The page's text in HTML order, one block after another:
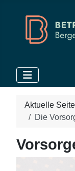
Aktuelle
Die